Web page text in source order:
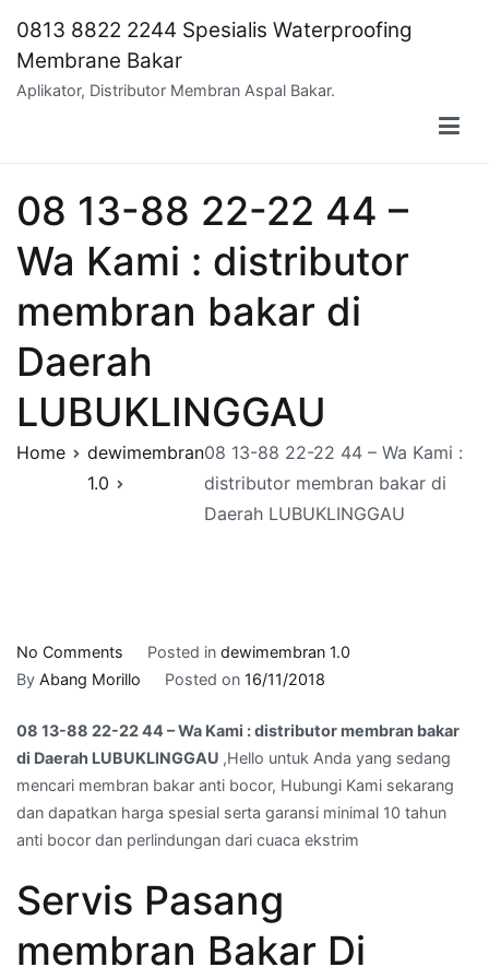
content
0813 8822 2244 Spesialis Waterproofing
Membrane Bakar
Aplikator, Distributor Membran Aspal Bakar.
08 13-88 22-22 44 –
Wa Kami : distributor
membran bakar di
Daerah
LUBUKLINGGAU
Home
dewimembran
1.0
08 13-88 22-22 44 – Wa Kami :
distributor membran bakar di
Daerah LUBUKLINGGAU
No Comments
08
88
22-
22
44
–
Kami
distributor
Posted in dewimembran 1.0
By Abang Morillo Posted on 16/11/2018
08 13-88 22-22 44 – Wa Kami : distributor membran bakar
di Daerah LUBUKLINGGAU ,Hello untuk Anda yang sedang
mencari membran bakar anti bocor, Hubungi Kami sekarang
dan dapatkan harga spesial serta garansi minimal 10 tahun
anti bocor dan perlindungan dari cuaca ekstrim
Servis Pasang
membran Bakar Di